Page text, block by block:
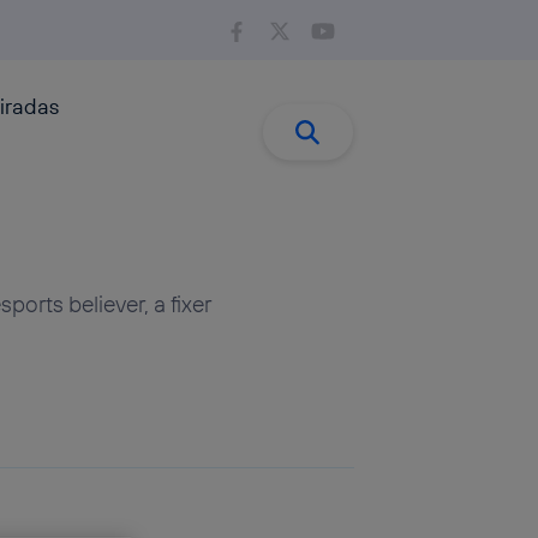
Buscar
believer, a fixer